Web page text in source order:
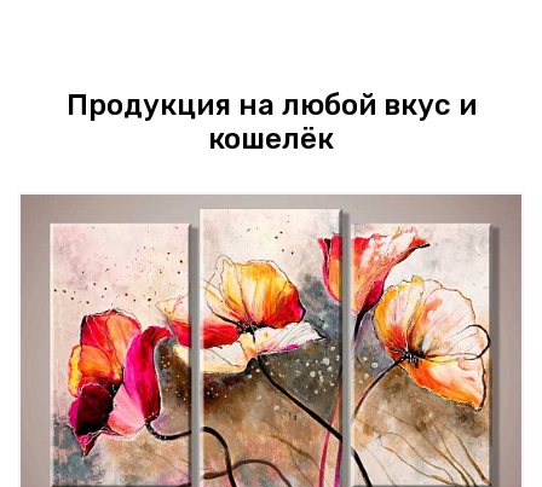
Продукция на любой вкус и
кошелёк